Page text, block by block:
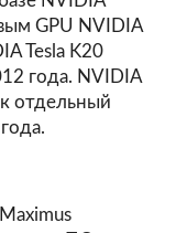
GPU NVIDIA
Tesla K20
года. NVIDIA
отдельный